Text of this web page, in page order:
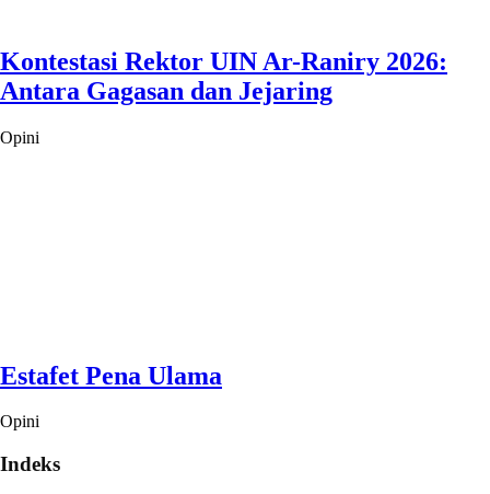
Kontestasi Rektor UIN Ar-Raniry 2026:
Antara Gagasan dan Jejaring
Opini
Estafet Pena Ulama
Opini
Indeks